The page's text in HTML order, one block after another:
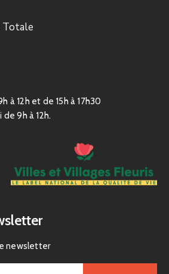
Totale
à 12h et de 15h à 17h30
9h à 12h.
newsletter